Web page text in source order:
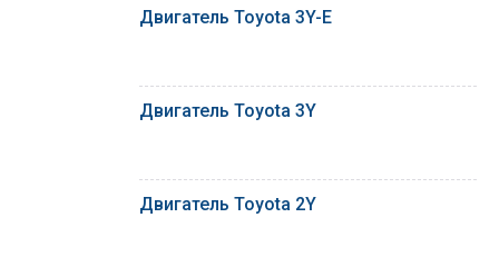
Двигатель Toyota 3Y-E
Двигатель Toyota 3Y
Двигатель Toyota 2Y